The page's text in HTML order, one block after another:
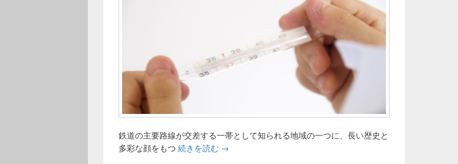
鉄道の主要路線が交差する一帯として知られる地域の一つに、長い歴史と
多彩な顔をもつ 続きを読む 田町の歴史と多様性が息づく街で支え合う内科医療と地域の安
→